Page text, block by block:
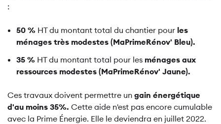
:
50 % HT du montant total du chantier pour les
ménages très modestes (MaPrimeRénov' Bleu).
35 % HT du montant total pour les ménages aux
ressources modestes (MaPrimeRénov' Jaune).
Ces travaux doivent permettre un gain énergétique
d'au moins 35%. Cette aide n'est pas encore cumulable
avec la Prime Énergie. Elle le deviendra en juillet 2022.